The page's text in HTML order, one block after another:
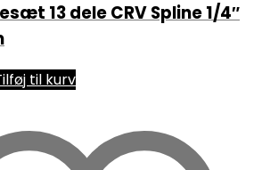
13 dele CRV Spline 1/4″
til kurv